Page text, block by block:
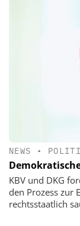
NEWS •
KBV und DKG
den Prozess zur
rechtsstaatlich